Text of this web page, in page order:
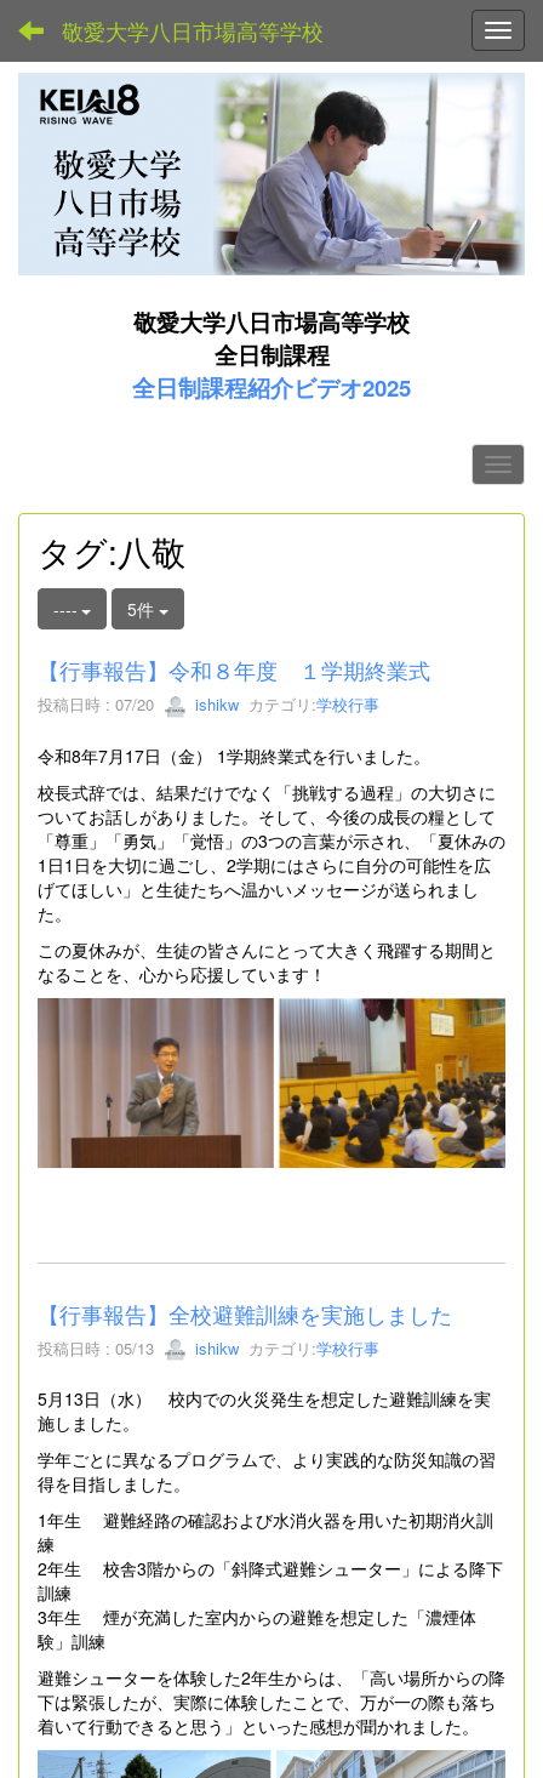
敬愛大学八日市場高等学校
敬愛大学八日市場高等学校
全日制課程
全日制課程紹介ビデオ2025
タグ:八敬
---- 5件
【行事報告】令和８年度 １学期終業式
投稿日時 : 07/20 ishikw カテゴリ:学校行事
令和8年7月17日（金） 1学期終業式を行いました。
校長式辞では、結果だけでなく「挑戦する過程」の大切さに
ついてお話しがありました。そして、今後の成長の糧として
「尊重」「勇気」「覚悟」の3つの言葉が示され、「夏休みの
1日1日を大切に過ごし、2学期にはさらに自分の可能性を広
げてほしい」と生徒たちへ温かいメッセージが送られまし
た。
この夏休みが、生徒の皆さんにとって大きく飛躍する期間と
なることを、心から応援しています！
【行事報告】全校避難訓練を実施しました
投稿日時 : 05/13 ishikw カテゴリ:学校行事
5月13日（水） 校内での火災発生を想定した避難訓練を実
施しました。
学年ごとに異なるプログラムで、より実践的な防災知識の習
得を目指しました。
1年生 避難経路の確認および水消火器を用いた初期消火訓
練
2年生 校舎3階からの「斜降式避難シューター」による降下
訓練
3年生 煙が充満した室内からの避難を想定した「濃煙体
験」訓練
避難シューターを体験した2年生からは、「高い場所からの降
下は緊張したが、実際に体験したことで、万が一の際も落ち
着いて行動できると思う」といった感想が聞かれました。